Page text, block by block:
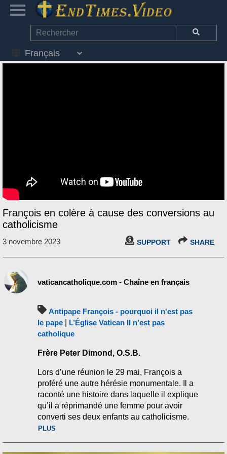
François en colère à cause des conversions au
catholicisme
3 novembre 2023 SUPPORT SHARE
vaticancatholique.com - Chaîne en français
Antipape François - pourquoi il n'est pas
le pape
L’Église Vatican II n’est pas
catholique
Frère Peter Dimond, O.S.B.
Lors d’une réunion le 29 mai, François a
proféré une autre hérésie monumentale. Il a
raconté une histoire dans laquelle il explique
qu’il a réprimandé une femme pour avoir
converti ses deux enfants au catholicisme.
Cette hérésie flagrante de l’antipape
représentons et avons représenté
PLUS